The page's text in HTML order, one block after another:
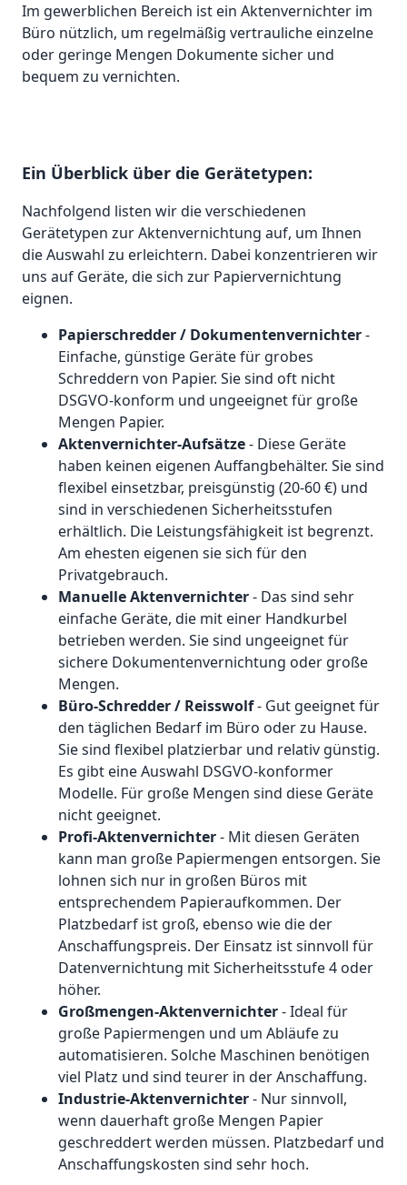
Im gewerblichen Bereich ist ein Aktenvernichter im
Büro nützlich, um regelmäßig vertrauliche einzelne
oder geringe Mengen Dokumente sicher und
bequem zu vernichten.
Ein Überblick über die Gerätetypen:
Nachfolgend listen wir die verschiedenen
Gerätetypen zur Aktenvernichtung auf, um Ihnen
die Auswahl zu erleichtern. Dabei konzentrieren wir
uns auf Geräte, die sich zur Papiervernichtung
eignen.
Papierschredder / Dokumentenvernichter-
Einfache, günstige Geräte für grobes
Schreddern von Papier. Sie sind oft nicht
DSGVO-konform und ungeeignet für große
Mengen Papier.
Aktenvernichter-Aufsätze- Diese Geräte
haben keinen eigenen Auffangbehälter. Sie sind
flexibel einsetzbar, preisgünstig (20-60 €) und
sind in verschiedenen Sicherheitsstufen
erhältlich. Die Leistungsfähigkeit ist begrenzt.
Am ehesten eigenen sie sich für den
Privatgebrauch.
Manuelle Aktenvernichter- Das sind sehr
einfache Geräte, die mit einer Handkurbel
betrieben werden. Sie sind ungeeignet für
sichere Dokumentenvernichtung oder große
Mengen.
Büro-Schredder / Reisswolf- Gut geeignet für
den täglichen Bedarf im Büro oder zu Hause.
Sie sind flexibel platzierbar und relativ günstig.
Es gibt eine Auswahl DSGVO-konformer
Modelle. Für große Mengen sind diese Geräte
nicht geeignet.
Profi-Aktenvernichter- Mit diesen Geräten
kann man große Papiermengen entsorgen. Sie
lohnen sich nur in großen Büros mit
entsprechendem Papieraufkommen. Der
Platzbedarf ist groß, ebenso wie die der
Anschaffungspreis. Der Einsatz ist sinnvoll für
Datenvernichtung mit Sicherheitsstufe 4 oder
höher.
Großmengen-Aktenvernichter- Ideal für
große Papiermengen und um Abläufe zu
automatisieren. Solche Maschinen benötigen
viel Platz und sind teurer in der Anschaffung.
Industrie-Aktenvernichter- Nur sinnvoll,
wenn dauerhaft große Mengen Papier
geschreddert werden müssen. Platzbedarf und
Anschaffungskosten sind sehr hoch.